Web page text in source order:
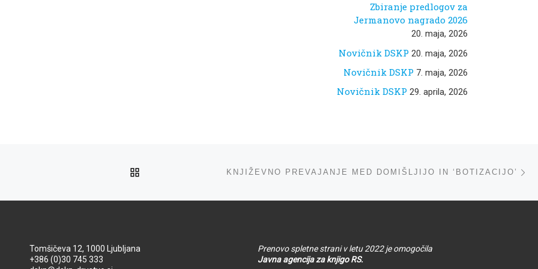
Zbiranje predlogov za
Jermanovo nagrado 2026
20. maja, 2026
Novičnik DSKP 20. maja, 2026
Novičnik DSKP 7. maja, 2026
Novičnik DSKP 29. aprila, 2026
KNJIŽEVNO PREVAJANJE MED DOMIŠLJIJO IN ‘BOTIZACIJO’
Tomšičeva 12, 1000 Ljubljana
+386 (0)30 745 333
Prenovo spletne strani v letu 2022 je omogočila
Javna agencija za knjigo RS.